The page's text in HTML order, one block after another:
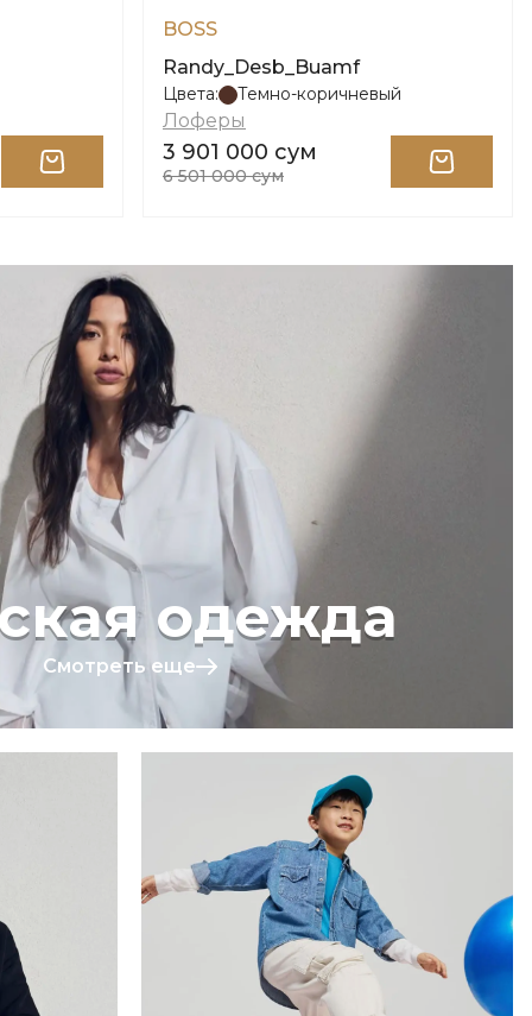
BOSS
Randy_Desb_Buamf
Цвета: Темно-коричневый
Лоферы
3 901 000 сум
6 501 000 сум
одежда
Смотреть еще